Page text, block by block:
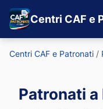
Centri CAF e
Centri CAF e Patronati /
Patronati a